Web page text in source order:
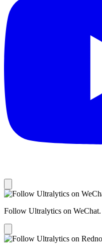
Follow Ultralytics on WeChat.